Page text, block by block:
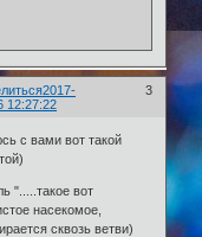
3
2017-
12:27:22
с вами вот такой
".....такое вот
насекомое,
сквозь ветви)